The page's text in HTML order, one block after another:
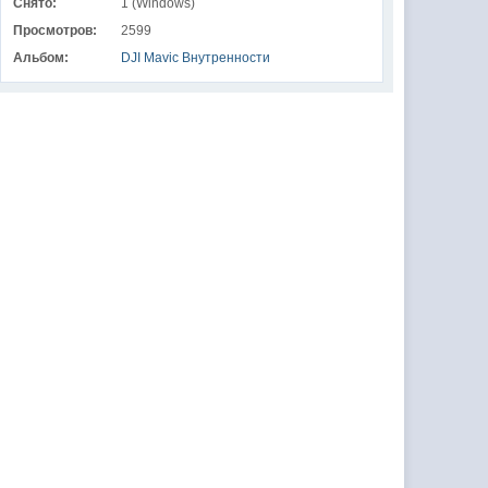
Снято:
1 (Windows)
Просмотров:
2599
Альбом:
DJI Mavic Внутренности